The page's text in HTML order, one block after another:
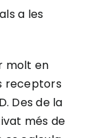
a les
molt en
receptors
Des de la
més de